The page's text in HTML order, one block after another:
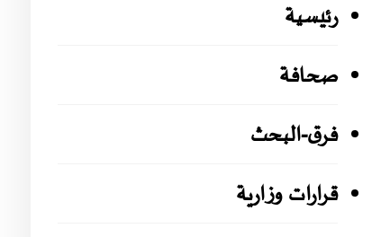
رئيسية
صحافة
فرق-البحث
قرارات وزارية